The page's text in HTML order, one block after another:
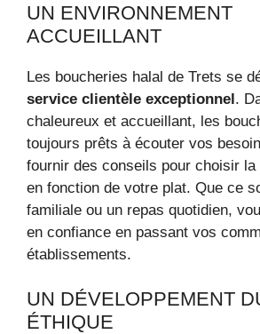
UN ENVIRONNEMENT
ACCUEILLANT
Les boucheries halal de Trets se
service clientèle exceptionnel.
chaleureux et accueillant, les
toujours prêts à écouter vos
fournir des conseils pour choisir la
en fonction de votre plat. Que ce
familiale ou un repas quotidien,
en confiance en passant vos
établissements.
UN DÉVELOPPEMENT
ÉTHIQUE